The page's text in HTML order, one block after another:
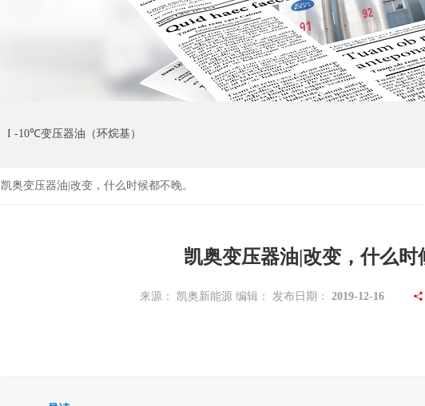
I -10℃变压器油（环烷基）
凯奥变压器油|改变，什么时候都不晚。
凯奥变压器油|改变，什么时
来源： 凯奥新能源 编辑： 发布日期： 2019-12-16